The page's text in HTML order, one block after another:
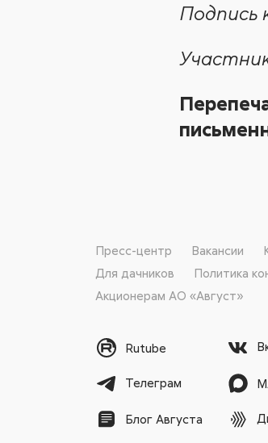
Подпись
Пресс-центр Вакансии
Для дачников
Политика
Акционерам АО «Август»
Rutube
Телеграм
Блог Августа